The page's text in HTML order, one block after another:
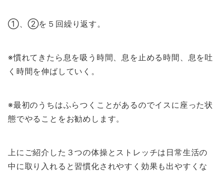
①、②を５回繰り返す。
※慣れてきたら息を吸う時間、息を止める時間、息を吐
く時間を伸ばしていく。
※最初のうちはふらつくことがあるのでイスに座った状
態でやることをお勧めします。
上にご紹介した３つの体操とストレッチは日常生活の
中に取り入れると習慣化されやすく効果も出やすくな